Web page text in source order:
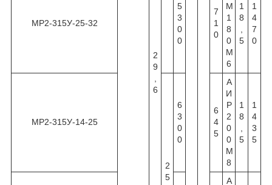
2
9
6
МР2-315У-25-32
5
3
0
0
7
1
0
М
1
8
0
М
6
1
8
5
1
4
7
0
МР2-315У-14-25
2
5
6
3
0
0
6
4
5
А
И
Р
2
0
0
М
8
1
8
5
1
4
3
5
А